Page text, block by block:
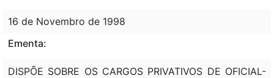
16 de Novembro de 1998
Ementa:
DISPÕE SOBRE OS CARGOS PRIVATIVOS DE OFICIAL-